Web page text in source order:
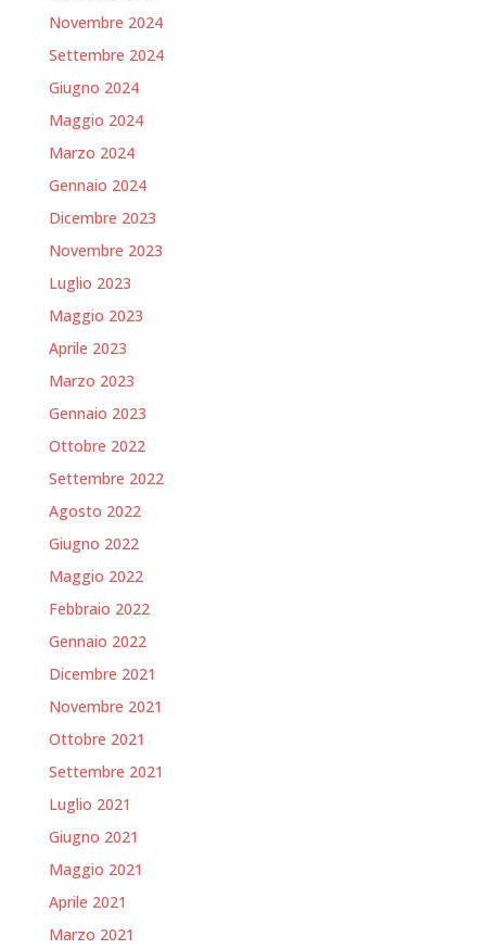
Novembre 2024
Settembre 2024
Giugno 2024
Maggio 2024
Marzo 2024
Gennaio 2024
Dicembre 2023
Novembre 2023
Luglio 2023
Maggio 2023
Aprile 2023
Marzo 2023
Gennaio 2023
Ottobre 2022
Settembre 2022
Agosto 2022
Giugno 2022
Maggio 2022
Febbraio 2022
Gennaio 2022
Dicembre 2021
Novembre 2021
Ottobre 2021
Settembre 2021
Luglio 2021
Giugno 2021
Maggio 2021
Aprile 2021
Marzo 2021